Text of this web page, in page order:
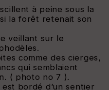
à peine sous la
la forêt retenait son
veillant sur le
comme des cierges,
qui semblaient
( photo no 7 ).
est bordé d’un sentier